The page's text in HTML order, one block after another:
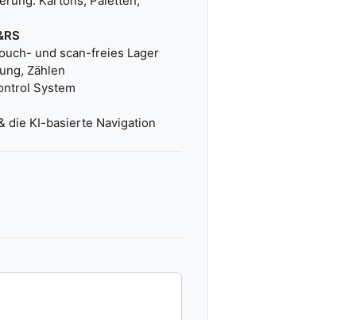
und scan-freies Lager
Zählen
System
die KI-basierte Navigation